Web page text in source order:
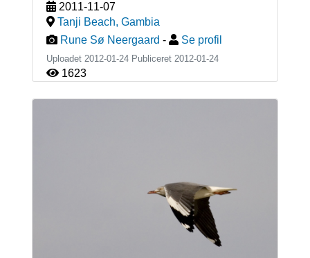
2011-11-07
Tanji Beach, Gambia
Rune Sø Neergaard - Se profil
Uploadet 2012-01-24 Publiceret 2012-01-24
1623